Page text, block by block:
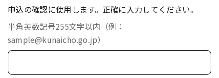
申込の確認に使用します。正確に入力してください。
半角英数記号255文字以内（例：
sample@kunaicho.go.jp）